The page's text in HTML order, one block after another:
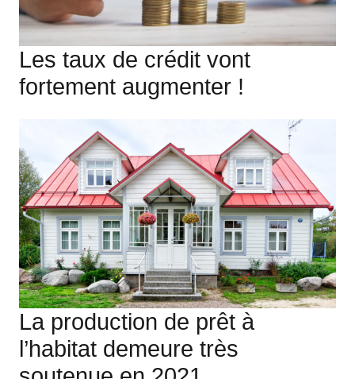
Les taux de crédit vont
fortement augmenter !
La production de prêt à
l’habitat demeure très